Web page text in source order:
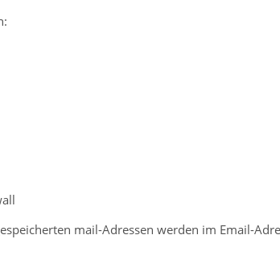
mail-Adressen werden im Email-